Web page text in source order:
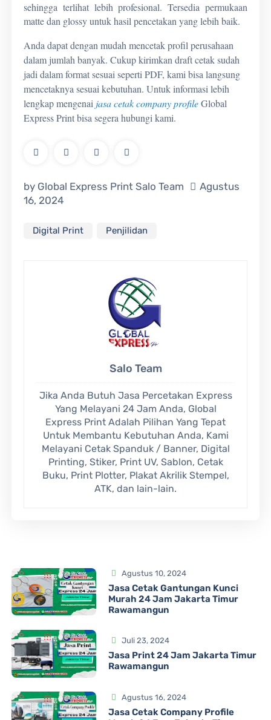
sehingga terlihat lebih profesional. Tersedia permukaan
matte dan glossy untuk hasil pencetakan yang lebih baik.
Anda dapat dengan mudah mencetak profil perusahaan
dalam jumlah banyak. Cukup kirimkan draft cetak sudah
jadi dalam format sesuai seperti PDF, kami bisa langsung
mencetaknya sesuai kebutuhan. Untuk informasi lebih
lengkap mengenai jasa cetak company profileGlobal
Express Print bisa segera hubungi kami.
by Global Express PrintSalo Team
Agustus
16, 2024
Digital Print Penjilidan
Salo Team
Jika Anda Butuh Jasa Percetakan Express
Yang Melayani 24 Jam Anda, Global
Express Print Adalah Pilihan Yang Tepat
Untuk Membantu Kebutuhan Anda, Kami
Melayani Cetak Spanduk / Banner, Digital
Printing, Stiker, Print UV, Sablon, Cetak
Buku, Print Plotter, Plakat Akrilik Stempel,
ATK, dan lain-lain.
Agustus 10, 2024
Jasa Cetak Gantungan Kunci
Murah 24 Jam Jakarta Timur
Rawamangun
Juli 23, 2024
Jasa Print 24 Jam Jakarta Timur
Rawamangun
Agustus 16, 2024
Jasa Cetak Company Profile